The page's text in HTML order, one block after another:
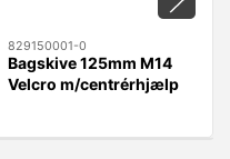
829150001-0
Bagskive 125mm M14
Velcro m/centrérhjælp